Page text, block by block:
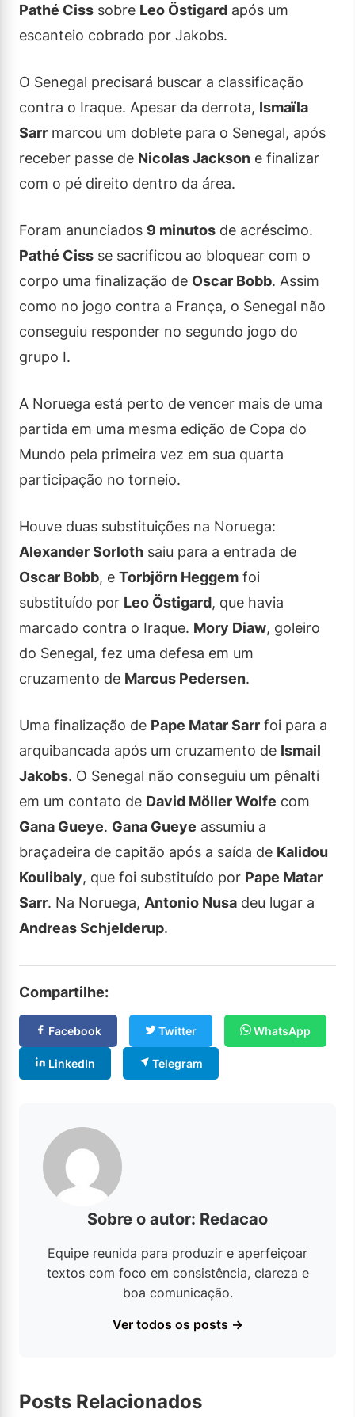
Pathé Ciss sobre Leo Östigard após um
escanteio cobrado por Jakobs.
O Senegal precisará buscar a classificação
contra o Iraque. Apesar da derrota, Ismaïla
Sarr marcou um doblete para o Senegal, após
receber passe de Nicolas Jackson e finalizar
com o pé direito dentro da área.
Foram anunciados 9 minutos de acréscimo.
Pathé Ciss se sacrificou ao bloquear com o
corpo uma finalização de Oscar Bobb. Assim
como no jogo contra a França, o Senegal não
conseguiu responder no segundo jogo do
grupo I.
A Noruega está perto de vencer mais de uma
partida em uma mesma edição de Copa do
Mundo pela primeira vez em sua quarta
participação no torneio.
Houve duas substituições na Noruega:
Alexander Sorloth saiu para a entrada de
Oscar Bobb, e Torbjörn Heggem foi
substituído por Leo Östigard, que havia
marcado contra o Iraque. Mory Diaw, goleiro
do Senegal, fez uma defesa em um
cruzamento de Marcus Pedersen.
Uma finalização de Pape Matar Sarr foi para a
arquibancada após um cruzamento de Ismail
Jakobs. O Senegal não conseguiu um pênalti
em um contato de David Möller Wolfe com
Gana Gueye. Gana Gueye assumiu a
braçadeira de capitão após a saída de Kalidou
Koulibaly, que foi substituído por Pape Matar
Sarr. Na Noruega, Antonio Nusa deu lugar a
Andreas Schjelderup.
Compartilhe:
Facebook Twitter WhatsApp
LinkedIn Telegram
Sobre o autor: Redacao
Equipe reunida para produzir e aperfeiçoar
textos com foco em consistência, clareza e
boa comunicação.
Ver todos os posts →
Posts Relacionados